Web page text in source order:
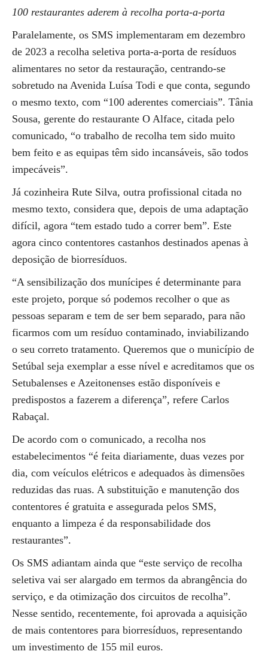
100 restaurantes aderem à recolha porta-a-porta
Paralelamente, os SMS implementaram em dezembro
de 2023 a recolha seletiva porta-a-porta de resíduos
alimentares no setor da restauração, centrando-se
sobretudo na Avenida Luísa Todi e que conta, segundo
o mesmo texto, com “100 aderentes comerciais”. Tânia
Sousa, gerente do restaurante O Alface, citada pelo
comunicado, “o trabalho de recolha tem sido muito
bem feito e as equipas têm sido incansáveis, são todos
impecáveis”.
Já cozinheira Rute Silva, outra profissional citada no
mesmo texto, considera que, depois de uma adaptação
difícil, agora “tem estado tudo a correr bem”. Este
agora cinco contentores castanhos destinados apenas à
deposição de biorresíduos.
“A sensibilização dos munícipes é determinante para
este projeto, porque só podemos recolher o que as
pessoas separam e tem de ser bem separado, para não
ficarmos com um resíduo contaminado, inviabilizando
o seu correto tratamento. Queremos que o município de
Setúbal seja exemplar a esse nível e acreditamos que os
Setubalenses e Azeitonenses estão disponíveis e
predispostos a fazerem a diferença”, refere Carlos
Rabaçal.
De acordo com o comunicado, a recolha nos
estabelecimentos “é feita diariamente, duas vezes por
dia, com veículos elétricos e adequados às dimensões
reduzidas das ruas. A substituição e manutenção dos
contentores é gratuita e assegurada pelos SMS,
enquanto a limpeza é da responsabilidade dos
restaurantes”.
Os SMS adiantam ainda que “este serviço de recolha
seletiva vai ser alargado em termos da abrangência do
serviço, e da otimização dos circuitos de recolha”.
Nesse sentido, recentemente, foi aprovada a aquisição
de mais contentores para biorresíduos, representando
um investimento de 155 mil euros.